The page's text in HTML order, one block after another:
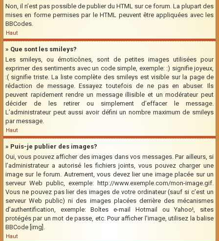
Non, il n’est pas possible de publier du HTML sur ce forum. La plupart des
mises en forme permises par le HTML peuvent être appliquées avec les
BBCodes.
Haut
» Que sont les smileys?
Les smileys, ou émoticônes, sont de petites images utilisées pour
exprimer des sentiments avec un code simple, exemple: :) signifie joyeux,
:( signifie triste. La liste complète des smileys est visible sur la page de
rédaction de message. Essayez toutefois de ne pas en abuser. Ils
peuvent rapidement rendre un message illisible et un modérateur peut
décider de les retirer ou simplement d’effacer le message.
L’administrateur peut aussi avoir défini un nombre maximum de smileys
par message.
Haut
» Puis-je publier des images?
Oui, vous pouvez afficher des images dans vos messages. Par ailleurs, si
l’administrateur a autorisé les fichiers joints, vous pouvez charger une
image sur le forum. Autrement, vous devez lier une image placée sur un
serveur Web public, exemple: http://www.exemple.com/mon-image.gif.
Vous ne pouvez pas lier des images de votre ordinateur (sauf si c’est un
serveur Web public) ni des images placées derrière des mécanismes
d’authentification, exemple: Boîtes e-mail Hotmail ou Yahoo!, sites
protégés par un mot de passe, etc. Pour afficher l’image, utilisez la balise
BBCode [img].
Haut